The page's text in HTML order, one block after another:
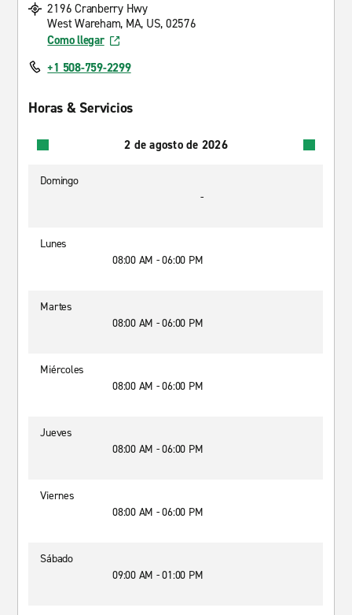
2196 Cranberry Hwy
West Wareham, MA, US, 02576
Como llegar
+1 508-759-2299
Horas & Servicios
2 de agosto de 2026
Domingo
-
Lunes
08:00 AM - 06:00 PM
Martes
08:00 AM - 06:00 PM
Miércoles
08:00 AM - 06:00 PM
Jueves
08:00 AM - 06:00 PM
Viernes
08:00 AM - 06:00 PM
Sábado
09:00 AM - 01:00 PM